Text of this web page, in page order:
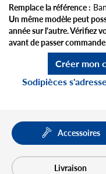
Remplace la référence :
Un même modèle peut
année sur l'autre. Vérifiez
avant de passer
Créer mon
Sodipièces
Accessoires
Livraison